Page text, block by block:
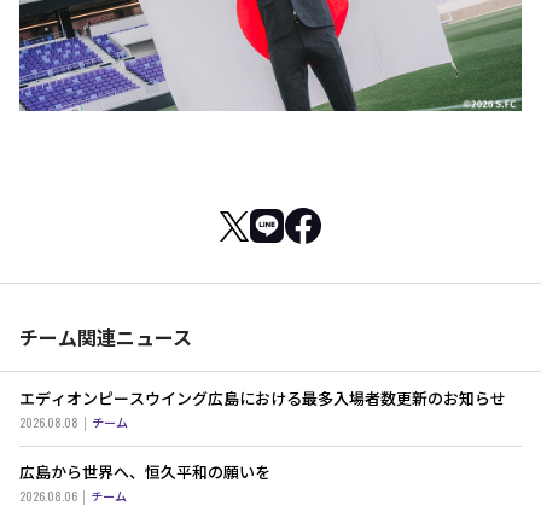
チーム関連ニュース
エディオンピースウイング広島における最多入場者数更新のお知らせ
2026.08.08 チーム
広島から世界へ、恒久平和の願いを
2026.08.06 チーム